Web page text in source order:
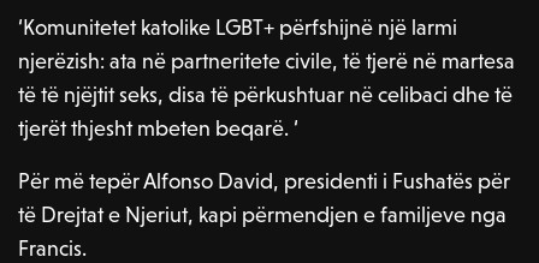
‘Komunitetet katolike LGBT+ përfshijnë një larmi
njerëzish: ata në partneritete civile, të tjerë në martesa
të të njëjtit seks, disa të përkushtuar në celibaci dhe të
tjerët thjesht mbeten beqarë. ‘
Për më tepër Alfonso David, presidenti i Fushatës për
të Drejtat e Njeriut, kapi përmendjen e familjeve nga
Francis.